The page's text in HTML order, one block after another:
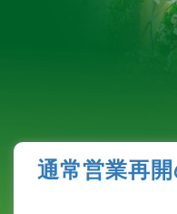
通常営業再